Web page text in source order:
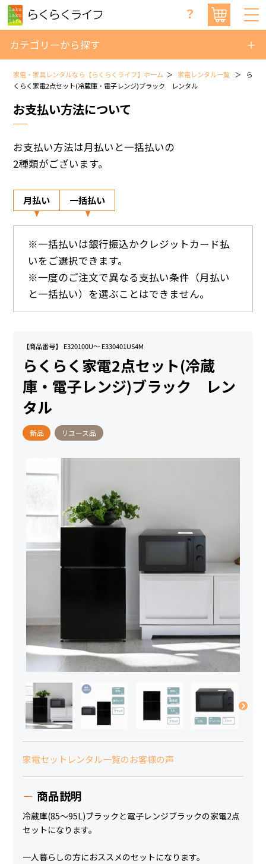
？
カテゴリーから探す
家電・家具レンタルなら【らくらくライフ】ホーム 家電レンタル一覧
ら
くらく家電2点セット(冷蔵庫・電子レンジ)ブラック レンタル
お支払い方法について
お支払い方法は月払いと一括払いの
2種類がございます。
月払い 一括払い
※一括払いは銀行振込かクレジットカード払
いをご選択できます。
※一度のご注文で異なる支払い条件（月払い
と一括払い）を選ぶことはできません。
【商品番号】 E320100U～ E330401US4M
らくらく家電2点セット(冷蔵
庫・電子レンジ)ブラック レン
タル
新品 リユース品
家電セットレンタル一覧のお客様の声
商品説明
冷蔵庫(85～95L)ブラックと電子レンジブラックの家電2点
セットになります。
一人暮らしの方におススメのセットになります。